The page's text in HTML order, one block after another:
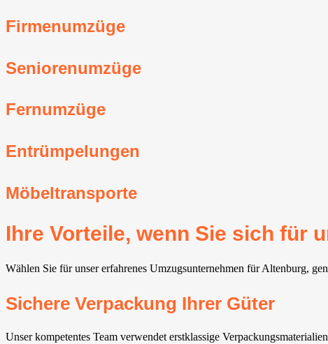
Firmenumzüge
Seniorenumzüge
Fernumzüge
Entrümpelungen
Möbeltransporte
Ihre Vorteile, wenn Sie sich für
Wählen Sie für unser erfahrenes Umzugsunternehmen für Altenburg,
Sichere Verpackung Ihrer Güter
Unser kompetentes Team verwendet erstklassige